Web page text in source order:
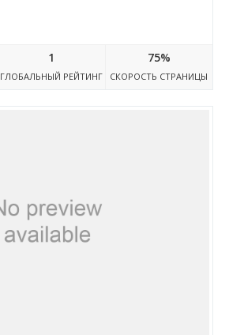
1
ГЛОБАЛЬНЫЙ РЕЙТИНГ
75%
СКОРОСТЬ СТРАНИЦЫ